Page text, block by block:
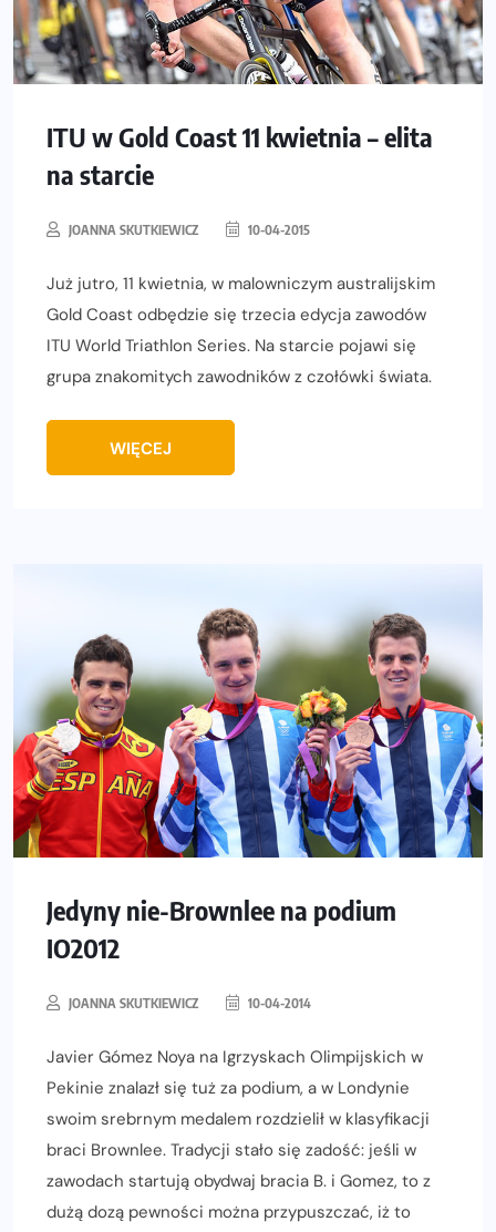
ITU w Gold Coast 11 kwietnia – elita
na starcie
JOANNA SKUTKIEWICZ 10-04-2015
Już jutro, 11 kwietnia, w malowniczym australijskim
Gold Coast odbędzie się trzecia edycja zawodów
ITU World Triathlon Series. Na starcie pojawi się
grupa znakomitych zawodników z czołówki świata.
WIĘCEJ
Jedyny nie-Brownlee na podium
IO2012
JOANNA SKUTKIEWICZ 10-04-2014
Javier Gómez Noya na Igrzyskach Olimpijskich w
Pekinie znalazł się tuż za podium, a w Londynie
swoim srebrnym medalem rozdzielił w klasyfikacji
braci Brownlee. Tradycji stało się zadość: jeśli w
zawodach startują obydwaj bracia B. i Gomez, to z
dużą dozą pewności można przypuszczać, iż to